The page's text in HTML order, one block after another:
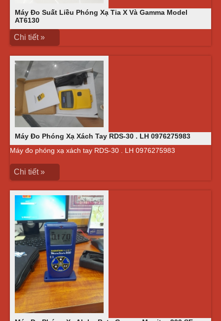
Máy Đo Suất Liều Phóng Xạ Tia X Và Gamma Model
AT6130
Chi tiết »
Máy Đo Phóng Xạ Xách Tay RDS-30 . LH 0976275983
Máy đo phóng xạ xách tay RDS-30 . LH 0976275983
Chi tiết »